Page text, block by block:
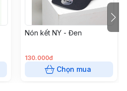
Nón kết NY - Đen
130.000đ
Chọn mua